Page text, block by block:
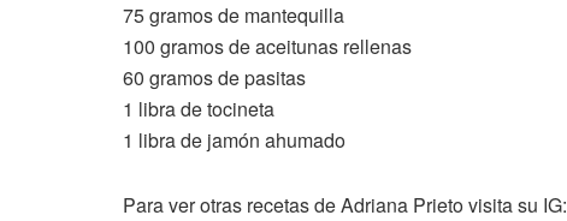
75 gramos de mantequilla
100 gramos de aceitunas rellenas
60 gramos de pasitas
1 libra de tocineta
1 libra de jamón ahumado
Para ver otras recetas de Adriana Prieto visita su IG: